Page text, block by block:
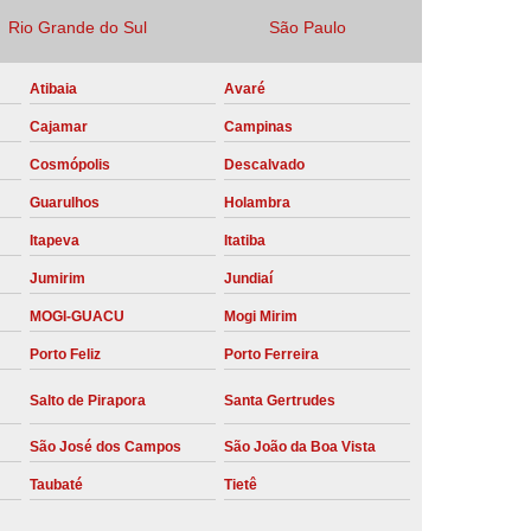
Locação Compressor de Ar Parafuso
de Ar a Diesel
Locação de Compressor Parafuso
Compressor de Ar Manutenção Preventiva
Manutenção Corretiva em Compressor
Compressores Parafuso
Compressor Atlas Copco
Compressor de Ar Schulz
Compressor Schulz
de Compressor
Rio Grande do Sul São Paulo
Atibaia Avaré
Cajamar Campinas
Cosmópolis Descalvado
Guarulhos Holambra
Itapeva Itatiba
Jumirim Jundiaí
MOGI-GUACU Mogi Mirim
Porto Feliz Porto Ferreira
Salto de Pirapora Santa Gertrudes
São José dos Campos São João da Boa Vista
Taubaté Tietê